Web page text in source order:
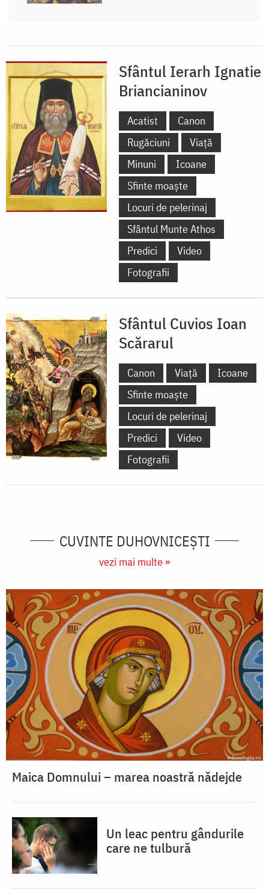
Sfântul Ierarh Ignatie
Briancianinov
Acatist
Canon
Rugăciuni
Viață
Minuni
Icoane
Sfinte moaște
Locuri de pelerinaj
Sfântul Munte Athos
Predici
Video
Fotografii
Sfântul Cuvios Ioan
Scărarul
Canon Viață
Icoane
Sfinte moaște
Locuri de pelerinaj
Predici
Video
Fotografii
CUVINTE DUHOVNICEȘTI
vezi mai multe »
Maica Domnului – marea noastră nădejde
Un leac pentru gândurile
care ne tulbură